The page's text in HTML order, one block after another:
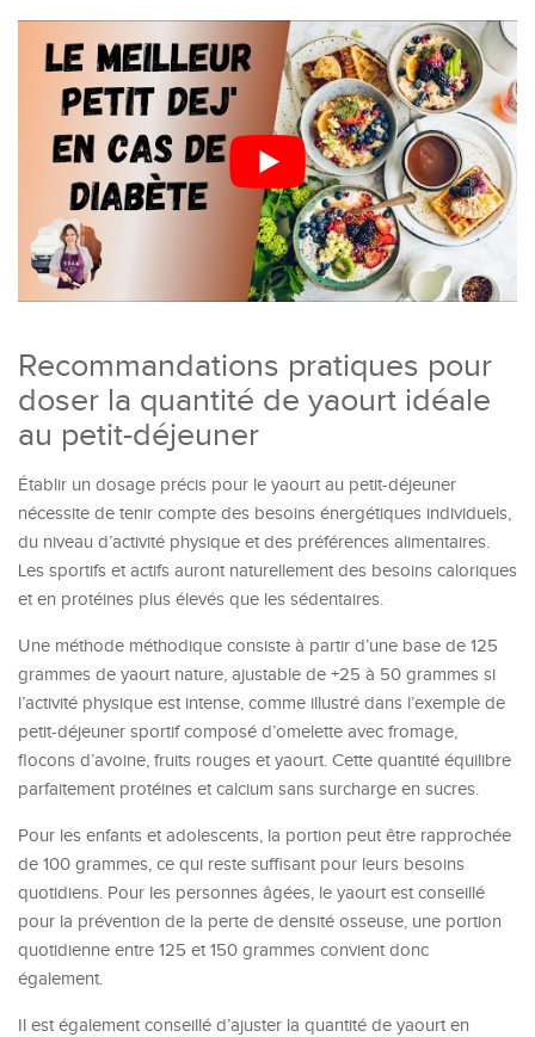
Recommandations pratiques pour
doser la quantité de yaourt idéale
au petit-déjeuner
Établir un dosage précis pour le yaourt au petit-déjeuner
nécessite de tenir compte des besoins énergétiques individuels,
du niveau d’activité physique et des préférences alimentaires.
Les sportifs et actifs auront naturellement des besoins caloriques
et en protéines plus élevés que les sédentaires.
Une méthode méthodique consiste à partir d’une base de 125
grammes de yaourt nature, ajustable de +25 à 50 grammes si
l’activité physique est intense, comme illustré dans l’exemple de
petit-déjeuner sportif composé d’omelette avec fromage,
flocons d’avoine, fruits rouges et yaourt. Cette quantité équilibre
parfaitement protéines et calcium sans surcharge en sucres.
Pour les enfants et adolescents, la portion peut être rapprochée
de 100 grammes, ce qui reste suffisant pour leurs besoins
quotidiens. Pour les personnes âgées, le yaourt est conseillé
pour la prévention de la perte de densité osseuse, une portion
quotidienne entre 125 et 150 grammes convient donc
également.
Il est également conseillé d’ajuster la quantité de yaourt en